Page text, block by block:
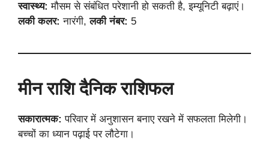
स्वास्थ्य: मौसम से संबंधित परेशानी हो सकती है, इम्यूनिटी बढ़ाएं।
लकी कलर: नारंगी,लकी नंबर: 5
मीन राशि दैनिक राशिफल
सकारात्मक: परिवार में अनुशासन बनाए रखने में सफलता मिलेगी।
बच्चों का ध्यान पढ़ाई पर लौटेगा।